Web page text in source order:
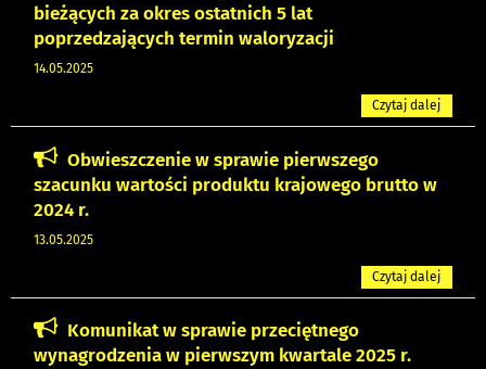
bieżących za okres ostatnich 5 lat
poprzedzających termin waloryzacji
14.05.2025
Czytaj dalej
Obwieszczenie w sprawie pierwszego
szacunku wartości produktu krajowego brutto w
2024 r.
13.05.2025
Czytaj dalej
Komunikat w sprawie przeciętnego
wynagrodzenia w pierwszym kwartale 2025 r.